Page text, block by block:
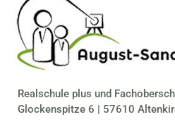
Realschule plus und
Glockenspitze 6 | 57610